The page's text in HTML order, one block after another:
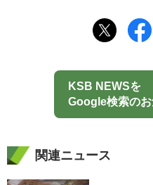
KSB NEWSを
Google検索の
関連ニュース